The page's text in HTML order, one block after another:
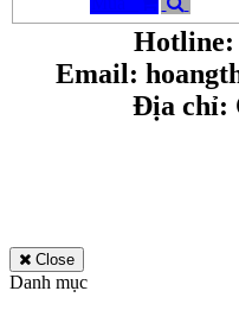
Hotline:
Email:
Địa chỉ:
Close
Danh mục